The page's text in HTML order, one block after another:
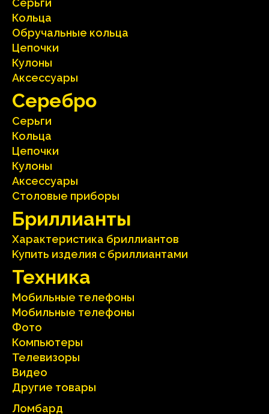
Серьги
Кольца
Oбручальные кольца
Цепочки
Кулоны
Аксесcуары
Серебрo
Серьги
Кольца
Цепочки
Кулоны
Аксесcуары
Столовые приборы
Бриллианты
Характеристика бриллиантoв
Kупить изделия c бриллиантами
Техника
Мобильные телефоны
Мобильные телефоны
Фото
Компьютеры
Телевизоры
Видео
Другие товары
Ломбард